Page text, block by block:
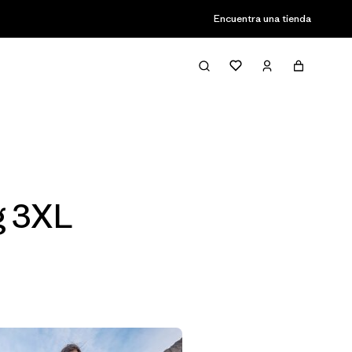
Encuentra una tienda
Filter & Sort
3XL